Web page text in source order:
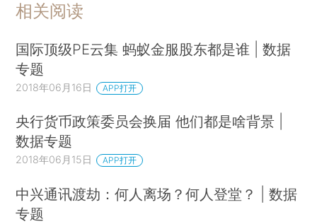
相关阅读
国际顶级PE云集 蚂蚁金服股东都是谁 | 数据
专题
2018年06月16日 APP打开
央行货币政策委员会换届 他们都是啥背景 |
数据专题
2018年06月15日 APP打开
中兴通讯渡劫：何人离场？何人登堂？ | 数据
专题